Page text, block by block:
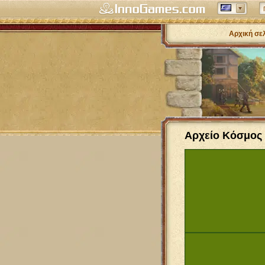
Αρχική
Αρχείο Κόσμος